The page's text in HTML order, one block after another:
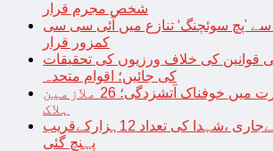
شخص مجرم قرار
’پچ سوئچنگ‘ تنازع میں آئی سی سی
کمزور قرار
قوانین کی خلاف ورزیوں کی تحقیقات
کی جائیں؛ اقوام متحدہ
چین میں دفتری عمارت میں خوفناک آتشزدگی؛ 26 ملازمین
ہلاک
غزہ پر اسرائیلی حملےجاری ،شہدا کی تعداد 12ہزارکےقریب
پہنچ گئی